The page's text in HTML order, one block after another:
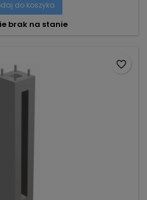
do koszyka
brak na stanie
favorite_border